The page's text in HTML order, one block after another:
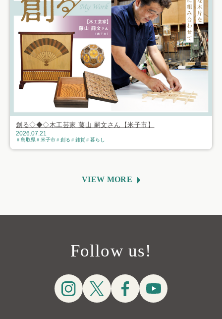
創る◇◆◇木工芸家 藤山 嗣文さん【米子市】
2026.07.21
鳥取県 米子市 創る 雑貨 暮らし
VIEW MORE
Follow us!